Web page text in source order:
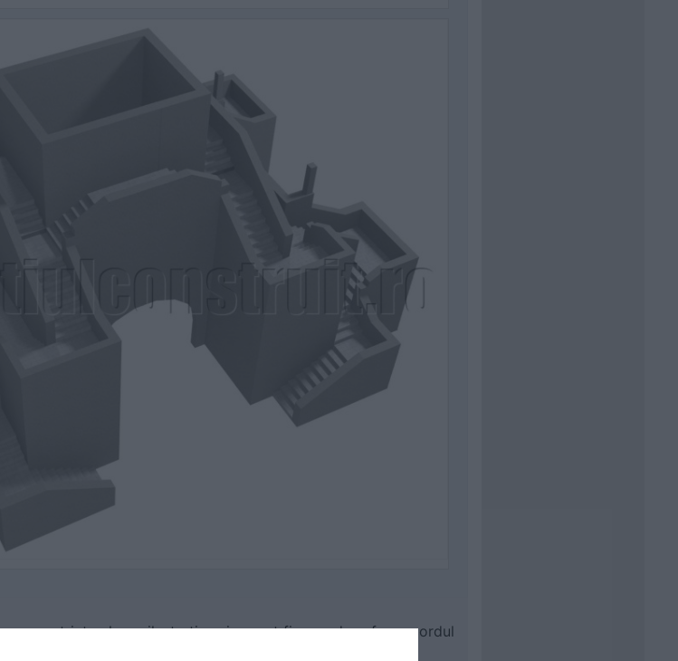
au strict valoare ilustrativa si nu pot fi reproduse fara acordul